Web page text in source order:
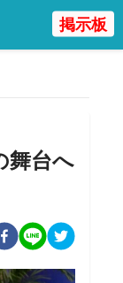
掲示板
舞台へ